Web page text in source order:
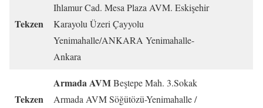
Tekzen
Ihlamur Cad. Mesa Plaza AVM. Eskişehir
Karayolu Üzeri Çayyolu
Yenimahalle/ANKARA Yenimahalle-
Ankara
Tekzen
Armada AVMBeştepe Mah. 3.Sokak
Armada AVM Söğütözü-Yenimahalle /